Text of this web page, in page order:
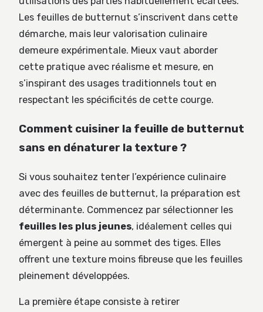
Les feuilles de butternut s’inscrivent dans cette
démarche, mais leur valorisation culinaire
demeure expérimentale. Mieux vaut aborder
cette pratique avec réalisme et mesure, en
s’inspirant des usages traditionnels tout en
respectant les spécificités de cette courge.
Comment cuisiner la feuille de butternut
sans en dénaturer la texture ?
Si vous souhaitez tenter l’expérience culinaire
avec des feuilles de butternut, la préparation est
déterminante. Commencez par sélectionner les
feuilles les plus jeunes, idéalement celles qui
émergent à peine au sommet des tiges. Elles
offrent une texture moins fibreuse que les feuilles
pleinement développées.
La première étape consiste à retirer